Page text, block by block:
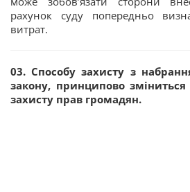
рахунок суду попередньо
витрат.
03. Способу захисту з
закону, принципово зміниться
захисту прав громадян.